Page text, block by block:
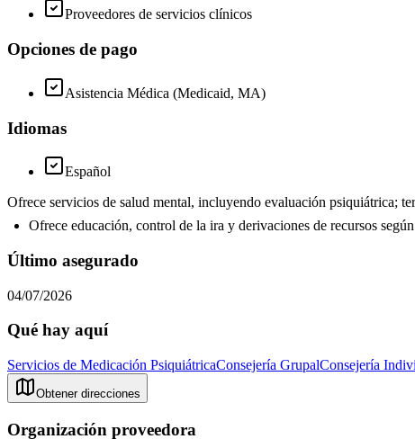
Proveedores de servicios clínicos
Opciones de pago
Asistencia Médica (Medicaid, MA)
Idiomas
Español
Ofrece servicios de salud mental, incluyendo evaluación psiquiátrica;
Ofrece educación, control de la ira y derivaciones de recursos
Último asegurado
04/07/2026
Qué hay aquí
Servicios de Medicación PsiquiátricaConsejería GrupalConsejería
Obtener direcciones
Organización proveedora